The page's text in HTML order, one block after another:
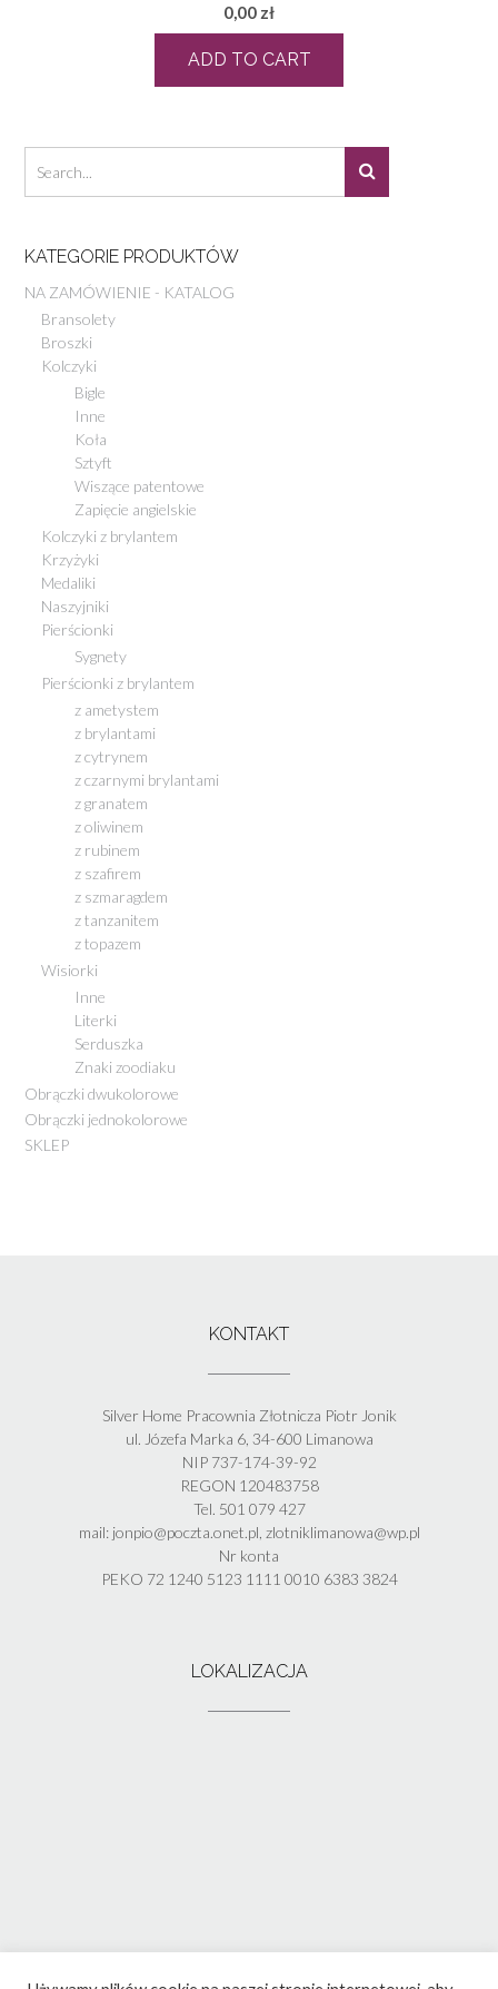
0,00 zł
ADD TO CART
KATEGORIE PRODUKTÓW
NA ZAMÓWIENIE - KATALOG
Bransolety
Broszki
Kolczyki
Bigle
Inne
Koła
Sztyft
Wiszące patentowe
Zapięcie angielskie
Kolczyki z brylantem
Krzyżyki
Medaliki
Naszyjniki
Pierścionki
Sygnety
Pierścionki z brylantem
z ametystem
z brylantami
z cytrynem
z czarnymi brylantami
z granatem
z oliwinem
z rubinem
z szafirem
z szmaragdem
z tanzanitem
z topazem
Wisiorki
Inne
Literki
Serduszka
Znaki zoodiaku
Obrączki dwukolorowe
Obrączki jednokolorowe
SKLEP
KONTAKT
Silver Home Pracownia Złotnicza Piotr Jonik
ul. Józefa Marka 6, 34-600 Limanowa
NIP 737-174-39-92
REGON 120483758
Tel. 501 079 427
mail: jonpio@poczta.onet.pl, zlotniklimanowa@wp.pl
Nr konta
PEKO 72 1240 5123 1111 0010 6383 3824
LOKALIZACJA